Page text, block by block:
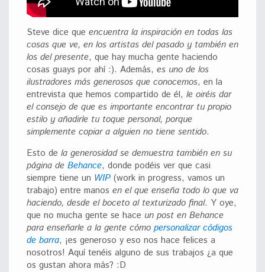
Steve dice que encuentra la inspiración en todas las
cosas que ve, en los artistas del pasado y también en
los del presente, que hay mucha gente haciendo
cosas guays por ahí :). Además, es uno de los
ilustradores más generosos que conocemos, en la
entrevista que hemos compartido de él, le oiréis dar
el consejo de que es importante encontrar tu propio
estilo y añadirle tu toque personal, porque
simplemente copiar a alguien no tiene sentido.
Esto de la generosidad se demuestra también en su
página de Behance, donde podéis ver que casi
siempre tiene un WIP (work in progress, vamos un
trabajo) entre manos en el que enseña todo lo que va
haciendo, desde el boceto al texturizado final. Y oye,
que no mucha gente se hace un post en Behance
para enseñarle a la gente cómo personalizar códigos
de barra, ¡es generoso y eso nos hace felices a
nosotros! Aquí tenéis alguno de sus trabajos ¿a que
os gustan ahora más? :D